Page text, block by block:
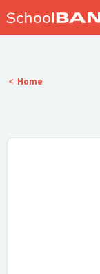
Home